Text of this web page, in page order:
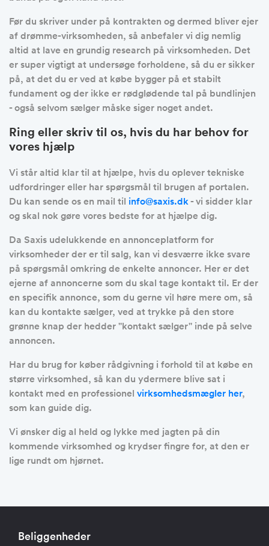
Før du skriver under på kontrakten og dermed bliver ejer
af drømme-virksomheden, så anbefaler vi dig nemlig
altid at lave en grundig research på virksomheden. Det
er super vigtigt at undersøge forholdene, så du er sikker
på, at det du er ved at købe bygger på et stabilt
fundament og der ikke er rødglødende tal på bundlinjen
- også selvom sælger måske siger noget andet.
Ring eller skriv til os, hvis du har behov for
vores hjælp
Vi står altid klar til at hjælpe, hvis du oplever tekniske
udfordringer eller har spørgsmål til brugen af portalen.
Du kan sende os en mail til info@saxis.dk- vi sidder klar
og skal nok gøre vores bedste for at hjælpe dig.
Da Saxis udelukkende en annonceplatform for
virksomheder der er til salg, kan vi desværre ikke svare
på spørgsmål omkring de enkelte annoncer. Her er det
ejerne af annoncerne som du skal tage kontakt til. Er der
en specifik annonce, som du gerne vil høre mere om, så
kan du kontakte sælger, ved at trykke på den store
grønne knap der hedder ''kontakt sælger'' inde på selve
annoncen.
Har du brug for køber rådgivning i forhold til at købe en
større virksomhed, så kan du ydermere blive sat i
kontakt med en professionel virksomhedsmægler her,
som kan guide dig.
Vi ønsker dig al held og lykke med jagten på din
kommende virksomhed og krydser fingre for, at den er
lige rundt om hjørnet.
Beliggenheder